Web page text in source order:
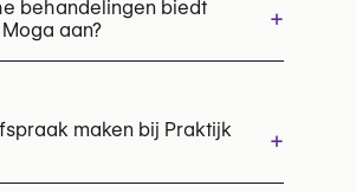
behandelingen biedt
aan?
+
Injections voor de lippen
Hyaluronzuur injecties
Mesotherapie
maken bij Praktijk
+